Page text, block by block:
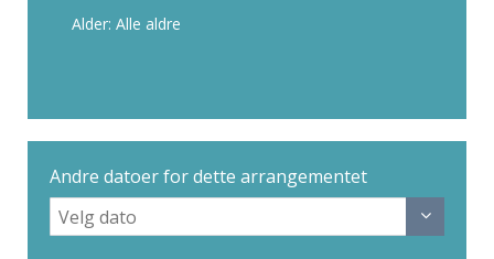
Alder: Alle aldre
Andre datoer for dette arrangementet